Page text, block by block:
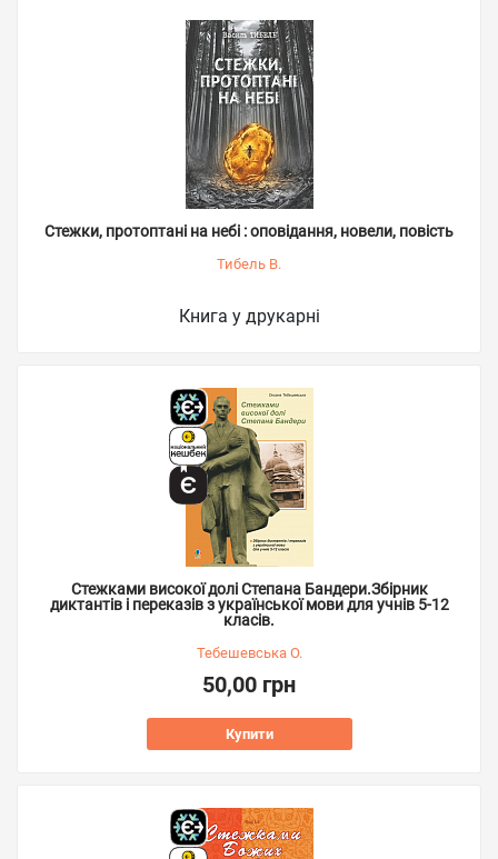
Стежки, протоптані на небі : оповідання, новели, повість
Тибель В.
Книга у друкарні
Стежками високої долі Степана Бандери.Збірник
диктантів і переказів з української мови для учнів 5-12
класів.
Тебешевська О.
50,00 грн
Купити